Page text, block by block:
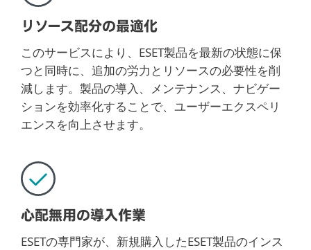
リソース配分の最適化
このサービスにより、ESET製品を最新の状態に保
つと同時に、追加の労力とリソースの必要性を削
減します。製品の導入、メンテナンス、ナビゲー
ションを効率化することで、ユーザーエクスペリ
エンスを向上させます。
心配無用の導入作業
ESETの専門家が、新規購入したESET製品のインス